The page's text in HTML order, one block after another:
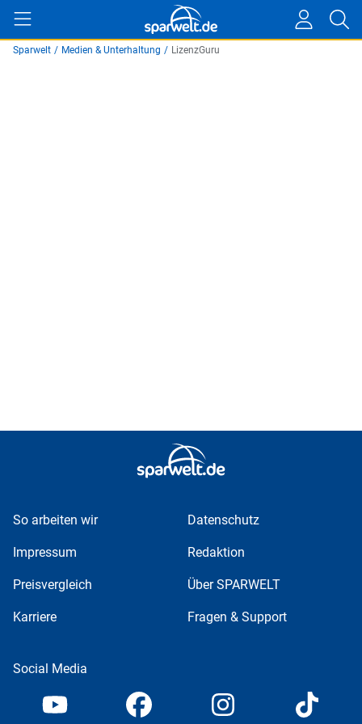
Sparwelt / Medien & Unterhaltung / LizenzGuru
So arbeiten wir Datenschutz
Impressum Redaktion
Preisvergleich Über SPARWELT
Karriere Fragen & Support
Social Media